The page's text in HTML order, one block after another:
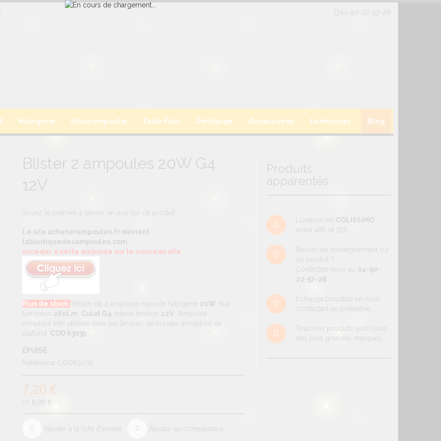
04-90-22-57-28
Halogène Fluocompacte Tube Fluo Décharge Accessoires Luminaires Blog
Blister 2 ampoules 20W G4
12V
Soyez le premier à laisser un avis sur ce produit
Le site acheterampoules.fr devient
laboutiquedesampoules.com
accèder à cette ampoule sur le nouveau site
Plus de stock. Blister de 2 ampoule capsule halogène 20W , flux
lumineux 260Lm Culot G4 , basse tension 12V . Ampoule
miniature très utilisée dans les lampes de bureau, encastrés de
plafond. COD 63035
ÉPUISÉ
Référence COD63035
7,20 €
6,00 €
Ajouter à la liste d'envies Ajouter au comparateur
Produits
apparentés
Livraison en COLISSIMO
entre 48h et 72h.
Besoin de renseignement sur
ce produit ?
Contactez nous au 04-90-
22-57-28
Echange possible en nous
contactant au préalable.
Tous nos produits sont issus
des plus grandes marques.